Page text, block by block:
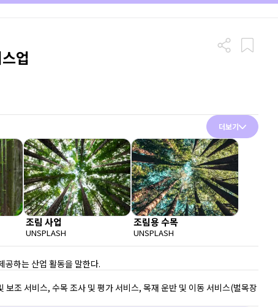
업
더보기
조림 사업
UNSPLASH
조림용 수목
UNSPLASH
공하는 산업 활동을 말한다.
조 서비스, 수목 조사 및 평가 서비스, 목재 운반 및 이동 서비스(벌목장